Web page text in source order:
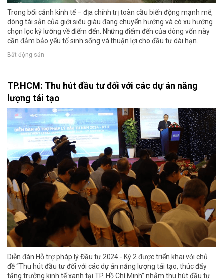
Trong bối cảnh kinh tế – địa chính trị toàn cầu biến động mạnh mẽ,
dòng tài sản của giới siêu giàu đang chuyển hướng và có xu hướng
chọn lọc kỹ lưỡng về điểm đến. Những điểm đến của dòng vốn này
cần đảm bảo yếu tố sinh sống và thuận lợi cho đầu tư dài hạn.
Bất động sản
TP.HCM: Thu hút đầu tư đối với các dự án năng
lượng tái tạo
Diễn đàn Hỗ trợ pháp lý Đầu tư 2024 - Kỳ 2 được triển khai với chủ
đề “Thu hút đầu tư đối với các dự án năng lượng tái tạo, thúc đẩy
tăng trưởng kinh tế xanh tại TP. Hồ Chí Minh” nhằm thu hút đầu tư